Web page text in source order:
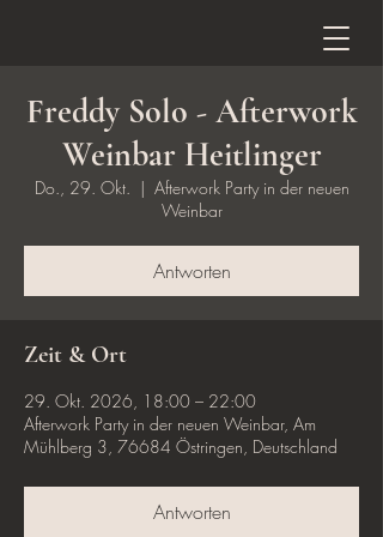
Freddy Solo - Afterwork
Weinbar Heitlinger
Do., 29. Okt.
  |
Afterwork Party in der neuen
Weinbar
Antworten
Zeit & Ort
29. Okt. 2026, 18:00 – 22:00
Afterwork Party in der neuen Weinbar, Am
Mühlberg 3, 76684 Östringen, Deutschland
Antworten